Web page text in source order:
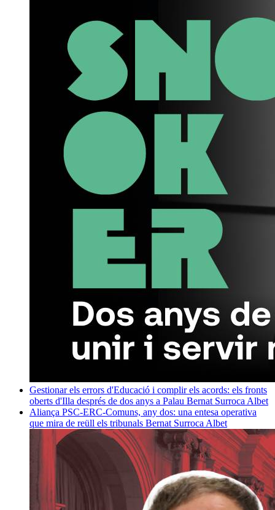
Gestionar els errors d'Educació i complir els acords: els fronts
oberts d'Illa després de dos anys a Palau Bernat Surroca Albet
Aliança PSC-ERC-Comuns, any dos: una entesa operativa
que mira de reüll els tribunals Bernat Surroca Albet